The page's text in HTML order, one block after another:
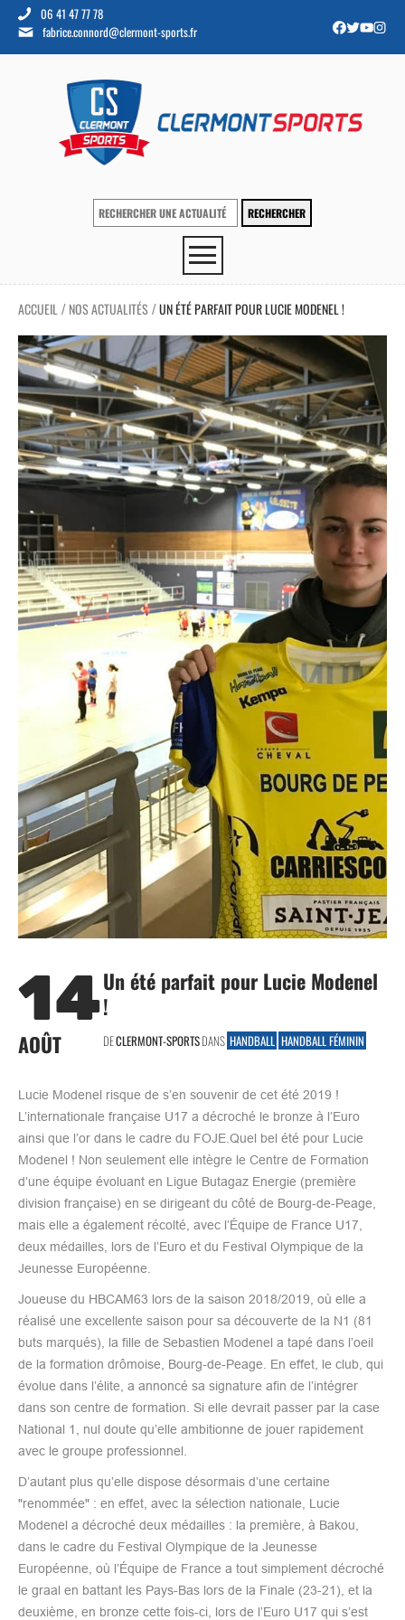
06 41 47 77 78
fabrice.connord@clermont-sports.fr
ACCUEIL / NOS ACTUALITÉS /UN ÉTÉ PARFAIT POUR LUCIE MODENEL !
14
AOÛT
Un été parfait pour Lucie Modenel
!
DECLERMONT-SPORTSDANS HANDBALL HANDBALL FÉMININ
Lucie Modenel risque de s’en souvenir de cet été 2019 !
L’internationale française U17 a décroché le bronze à l’Euro
ainsi que l’or dans le cadre du FOJE.Quel bel été pour Lucie
Modenel ! Non seulement elle intègre le Centre de Formation
d’une équipe évoluant en Ligue Butagaz Energie (première
division française) en se dirigeant du côté de Bourg-de-Peage,
mais elle a également récolté, avec l’Équipe de France U17,
deux médailles, lors de l’Euro et du Festival Olympique de la
Jeunesse Européenne.
Joueuse du HBCAM63 lors de la saison 2018/2019, où elle a
réalisé une excellente saison pour sa découverte de la N1 (81
buts marqués), la fille de Sebastien Modenel a tapé dans l’oeil
de la formation drômoise, Bourg-de-Peage. En effet, le club, qui
évolue dans l’élite, a annoncé sa signature afin de l’intégrer
dans son centre de formation. Si elle devrait passer par la case
National 1, nul doute qu’elle ambitionne de jouer rapidement
avec le groupe professionnel.
D’autant plus qu’elle dispose désormais d’une certaine
"renommée" : en effet, avec la sélection nationale, Lucie
Modenel a décroché deux médailles : la première, à Bakou,
dans le cadre du Festival Olympique de la Jeunesse
Européenne, où l’Équipe de France a tout simplement décroché
le graal en battant les Pays-Bas lors de la Finale (23-21), et la
deuxième, en bronze cette fois-ci, lors de l’Euro U17 qui s’est